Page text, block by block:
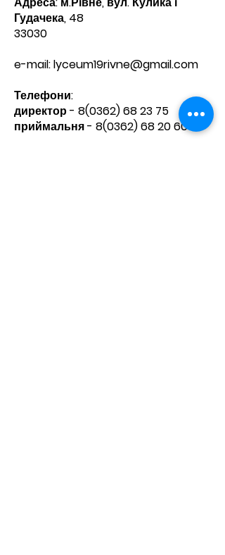
Гудачека, 48
33030
e-mail:lyceum19rivne@gmail.com
Телефони:​
директор - 8(0362) 68 23 75
приймальня - 8(0362) 68 20 60